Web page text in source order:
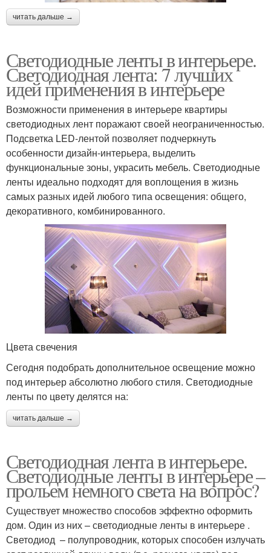
читать дальше →
Светодиодные ленты в интерьере.
Светодиодная лента: 7 лучших
идей применения в интерьере
Возможности применения в интерьере квартиры
светодиодных лент поражают своей неограниченностью.
Подсветка LED-лентой позволяет подчеркнуть
особенности дизайн-интерьера, выделить
функциональные зоны, украсить мебель. Светодиодные
ленты идеально подходят для воплощения в жизнь
самых разных идей любого типа освещения: общего,
декоративного, комбинированного.
Цвета свечения
Сегодня подобрать дополнительное освещение можно
под интерьер абсолютно любого стиля. Светодиодные
ленты по цвету делятся на:
читать дальше →
Светодиодная лента в интерьере.
Светодиодные ленты в интерьере –
прольем немного света на вопрос?
Существует множество способов эффектно оформить
дом. Один из них – светодиодные ленты в интерьере .
Светодиод – полупроводник, которых способен излучать